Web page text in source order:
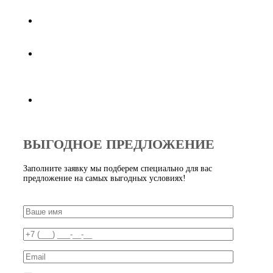
ВЫГОДНОЕ ПРЕДЛОЖЕНИЕ
Заполните заявку мы подберем специально для вас
предложение на самых выгодных условиях!